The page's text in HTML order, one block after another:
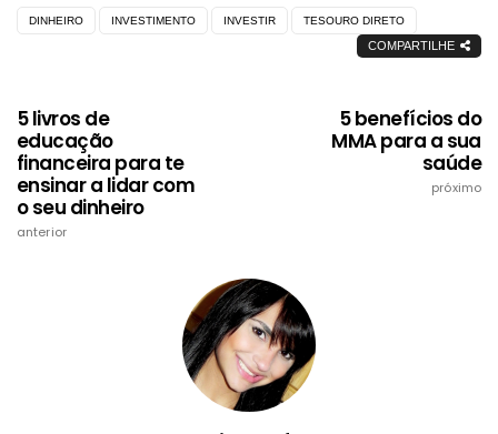
DINHEIRO INVESTIMENTO INVESTIR TESOURO DIRETO
COMPARTILHE
5 livros de
educação
financeira para te
ensinar a lidar com
o seu dinheiro
anterior
5 benefícios do
MMA para a sua
saúde
próximo